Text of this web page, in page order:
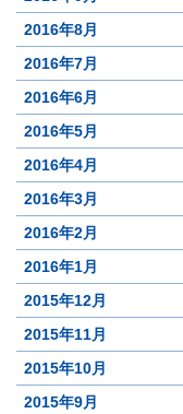
2016年8月
2016年7月
2016年6月
2016年5月
2016年4月
2016年3月
2016年2月
2016年1月
2015年12月
2015年11月
2015年10月
2015年9月